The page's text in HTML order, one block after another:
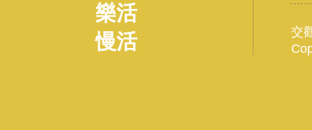
樂活
慢活
交